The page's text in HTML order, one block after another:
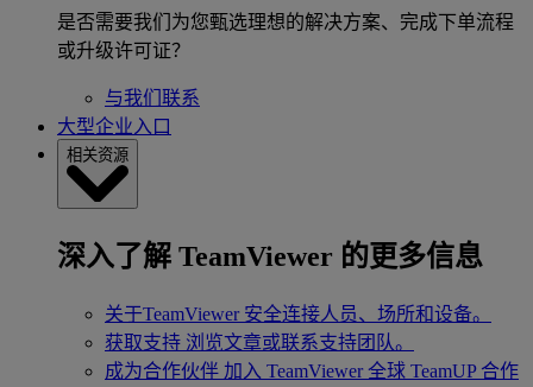
是否需要我们为您甄选理想的解决方案、完成下单流程
或升级许可证？
与我们联系
大型企业入口
相关资源
深入了解 TeamViewer 的更多信息
关于TeamViewer 安全连接人员、场所和设备。
获取支持 浏览文章或联系支持团队。
成为合作伙伴 加入 TeamViewer 全球 TeamUP 合作